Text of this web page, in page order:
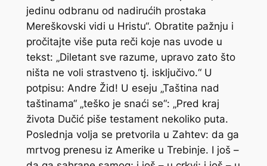
jedinu odbranu od nadirućih prostaka
Mereškovski vidi u Hristu“. Obratite pažnju i
pročitajte više puta reči koje nas uvode u
tekst: „Diletant sve razume, upravo zato što
ništa ne voli strastveno tj. isključivo.“ U
potpisu: Andre Žid! U eseju „Taština nad
taštinama“ „teško je snaći se“: „Pred kraj
života Dučić piše testament nekoliko puta.
Poslednja volja se pretvorila u Zahtev: da ga
mrtvog prenesu iz Amerike u Trebinje. I još –